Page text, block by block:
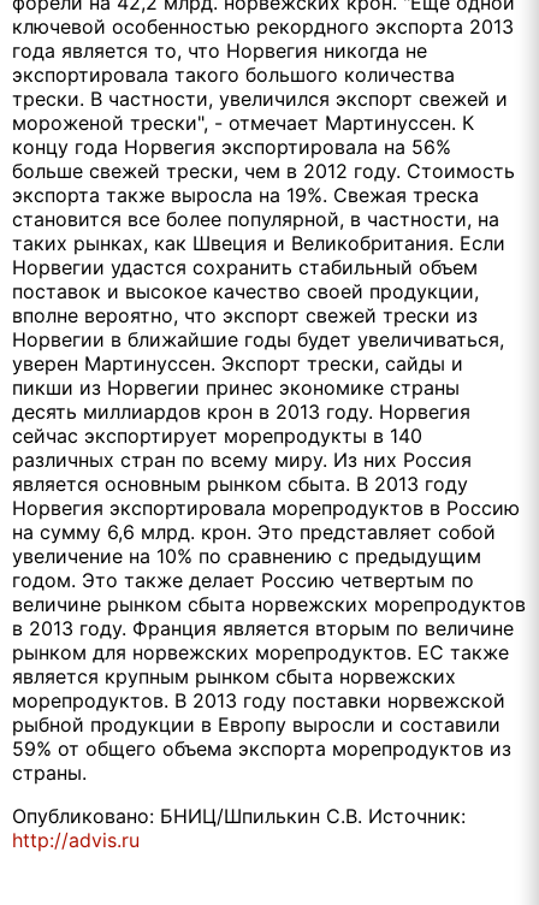
ключевой особенностью рекордного экспорта 2013
года является то, что Норвегия никогда не
экспортировала такого большого количества
трески. В частности, увеличился экспорт свежей и
мороженой трески", - отмечает Мартинуссен. К
концу года Норвегия экспортировала на 56%
больше свежей трески, чем в 2012 году. Стоимость
экспорта также выросла на 19%. Свежая треска
становится все более популярной, в частности, на
таких рынках, как Швеция и Великобритания. Если
Норвегии удастся сохранить стабильный объем
поставок и высокое качество своей продукции,
вполне вероятно, что экспорт свежей трески из
Норвегии в ближайшие годы будет увеличиваться,
уверен Мартинуссен. Экспорт трески, сайды и
пикши из Норвегии принес экономике страны
десять миллиардов крон в 2013 году. Норвегия
сейчас экспортирует морепродукты в 140
различных стран по всему миру. Из них Россия
является основным рынком сбыта. В 2013 году
Норвегия экспортировала морепродуктов в Россию
на сумму 6,6 млрд. крон. Это представляет собой
увеличение на 10% по сравнению с предыдущим
годом. Это также делает Россию четвертым по
величине рынком сбыта норвежских морепродуктов
в 2013 году. Франция является вторым по величине
рынком для норвежских морепродуктов. ЕС также
является крупным рынком сбыта норвежских
морепродуктов. В 2013 году поставки норвежской
рыбной продукции в Европу выросли и составили
59% от общего объема экспорта морепродуктов из
страны.
Опубликовано: БНИЦ/Шпилькин С.В. Источник:
http://advis.ru